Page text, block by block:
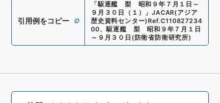
引用例をコピー
「駆逐艦 梨 昭和９年７月１日～
９月３０日（１）
」JACAR(アジア
歴史資料センター) Ref.C110827234
00、駆逐艦 梨 昭和９年７月１日
～９月３０日 ( 防衛省防衛研究所)